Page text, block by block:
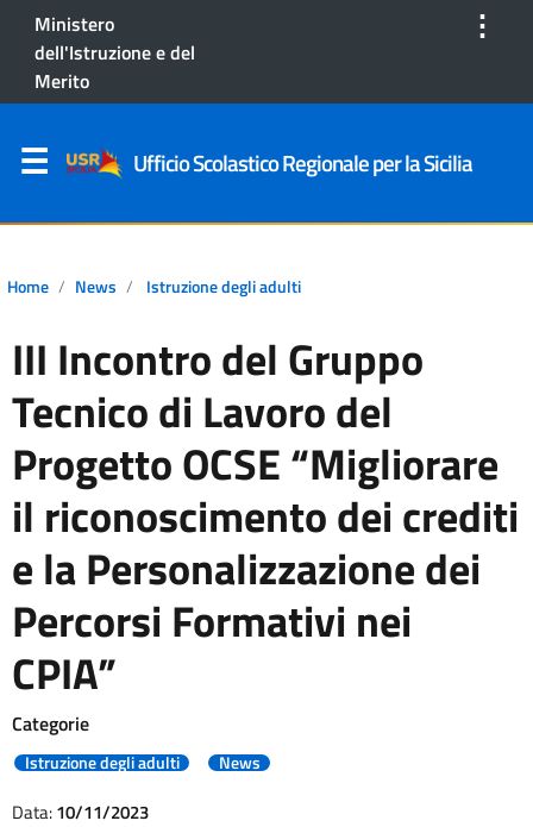
Ministero
dell'Istruzione e del
Merito
⋮
Ufficio Scolastico Regionale per la Sicilia
Home News Istruzione degli adulti
III Incontro del Gruppo
Tecnico di Lavoro del
Progetto OCSE “Migliorare
il riconoscimento dei crediti
e la Personalizzazione dei
Percorsi Formativi nei
CPIA”
Categorie
Istruzione degli adulti News
Data:10/11/2023